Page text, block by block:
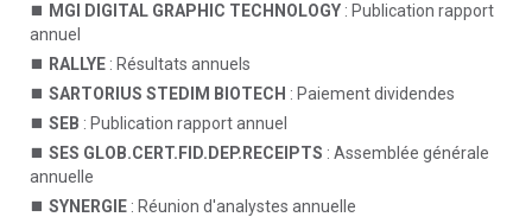
MGI DIGITAL GRAPHIC TECHNOLOGY : Publication rapport
annuel
RALLYE : Résultats annuels
SARTORIUS STEDIM BIOTECH : Paiement dividendes
SEB : Publication rapport annuel
SES GLOB.CERT.FID.DEP.RECEIPTS : Assemblée générale
annuelle
SYNERGIE : Réunion d'analystes annuelle